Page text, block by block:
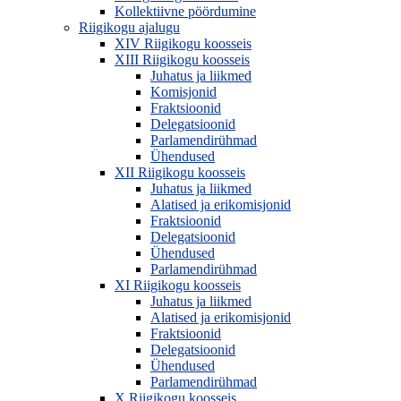
Kollektiivne pöördumine
Riigikogu ajalugu
XIV Riigikogu koosseis
XIII Riigikogu koosseis
Juhatus ja liikmed
Komisjonid
Fraktsioonid
Delegatsioonid
Parlamendirühmad
Ühendused
XII Riigikogu koosseis
Juhatus ja liikmed
Alatised ja erikomisjonid
Fraktsioonid
Delegatsioonid
Ühendused
Parlamendirühmad
XI Riigikogu koosseis
Juhatus ja liikmed
Alatised ja erikomisjonid
Fraktsioonid
Delegatsioonid
Ühendused
Parlamendirühmad
X Riigikogu koosseis